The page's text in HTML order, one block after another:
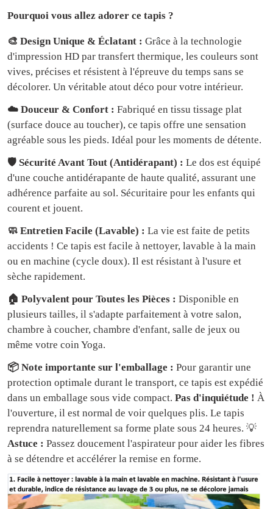
Pourquoi vous allez adorer ce tapis ?
🎨 Design Unique & Éclatant : Grâce à la technologie
d'impression HD par transfert thermique, les couleurs sont
vives, précises et résistent à l'épreuve du temps sans se
décolorer. Un véritable atout déco pour votre intérieur.
☁️ Douceur & Confort : Fabriqué en tissu tissage plat
(surface douce au toucher), ce tapis offre une sensation
agréable sous les pieds. Idéal pour les moments de détente.
🛡️ Sécurité Avant Tout (Antidérapant) : Le dos est équipé
d'une couche antidérapante de haute qualité, assurant une
adhérence parfaite au sol. Sécuritaire pour les enfants qui
courent et jouent.
🧼 Entretien Facile (Lavable) : La vie est faite de petits
accidents ! Ce tapis est facile à nettoyer, lavable à la main
ou en machine (cycle doux). Il est résistant à l'usure et
sèche rapidement.
🏠 Polyvalent pour Toutes les Pièces : Disponible en
plusieurs tailles, il s'adapte parfaitement à votre salon,
chambre à coucher, chambre d'enfant, salle de jeux ou
même votre coin Yoga.
📦 Note importante sur l'emballage : Pour garantir une
protection optimale durant le transport, ce tapis est expédié
dans un emballage sous vide compact. Pas d'inquiétude ! À
l'ouverture, il est normal de voir quelques plis. Le tapis
reprendra naturellement sa forme plate sous 24 heures. 💡
Astuce : Passez doucement l'aspirateur pour aider les fibres
à se détendre et accélérer la remise en forme.